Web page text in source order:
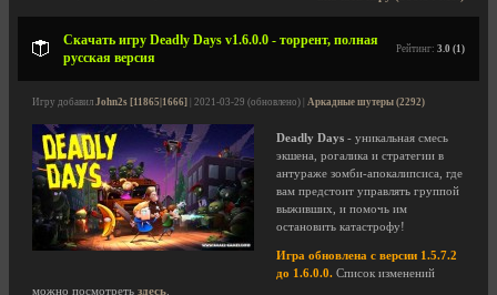
Скачать игру Deadly Days v1.6.0.0 - торрент, полная
русская версия
Рейтинг: 3.0 (1)
Игру добавил John2s [11865|1666] | 2021-03-29 (обновлено) | Аркадные шутеры (2292)
Deadly Days - уникальная смесь
экшена, рогалика и стратегии в
антураже зомби-апокалипсиса, где
вам предстоит управлять группой
выживших, и помочь им
остановить катастрофу!
Игра обновлена с версии 1.5.7.2
до 1.6.0.0. Список изменений
можно посмотреть здесь